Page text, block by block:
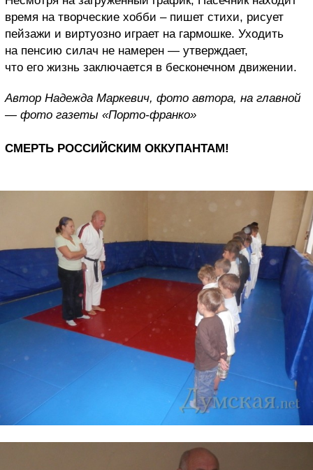
время на творческие хобби – пишет стихи, рисует
пейзажи и виртуозно играет на гармошке. Уходить
на пенсию силач не намерен — утверждает,
что его жизнь заключается в бесконечном движении.
Автор Надежда Маркевич, фото автора, на главной
— фото газеты «Порто-франко»
СМЕРТЬ РОССИЙСКИМ ОККУПАНТАМ!